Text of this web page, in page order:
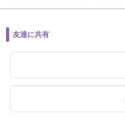
友達に共有